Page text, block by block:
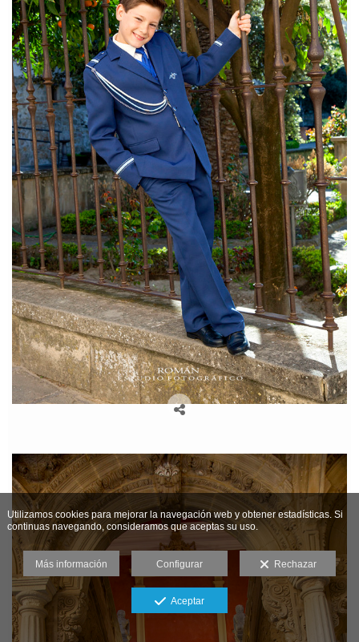
Utilizamos cookies para mejorar la navegación web y obtener estadísticas. Si
continuas navegando, consideramos que aceptas su uso.
Más información Configurar Rechazar
Aceptar